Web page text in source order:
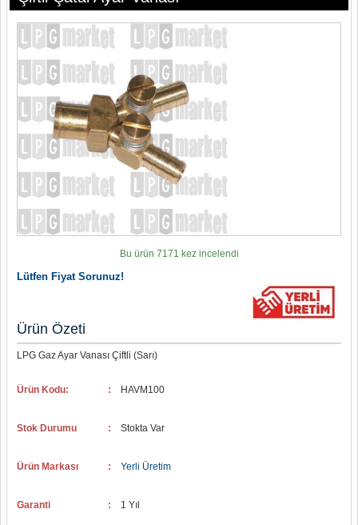
Bu ürün 7171 kez incelendi
Lütfen Fiyat Sorunuz!
Ürün Özeti
LPG Gaz Ayar Vanası Çiftli (Sarı)
Ürün Kodu: : HAVM100
Stok Durumu : Stokta Var
Ürün Markası : Yerli Üretim
Garanti : 1 Yıl